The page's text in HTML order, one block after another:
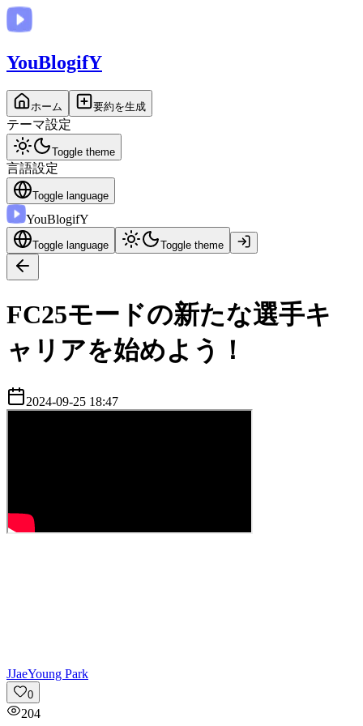
YouBlogifY
ホーム 要約を生成
テーマ設定
Toggle theme
言語設定
Toggle language
YouBlogifY
Toggle language Toggle theme
FC25モードの新たな選手キ
ャリアを始めよう！
2024-09-25 18:47
JJaeYoung Park
0
204